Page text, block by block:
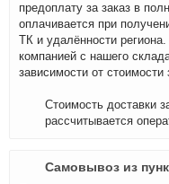
предоплату за заказ в
оплачивается при
ТК и удалённости
компанией с нашего
зависимости от стоимости
Стоимость доставки
рассчитывается
Самовывоз из